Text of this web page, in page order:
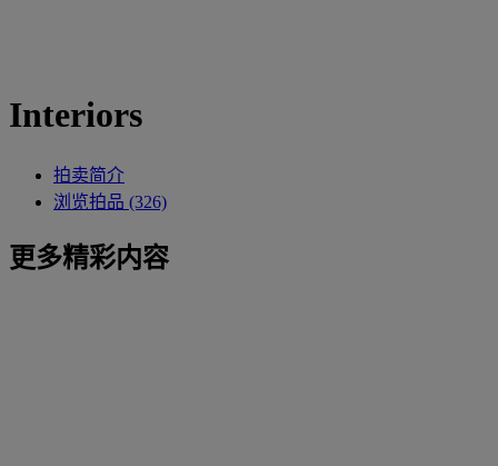
Interiors
拍卖简介
浏览拍品 (326)
更多精彩内容